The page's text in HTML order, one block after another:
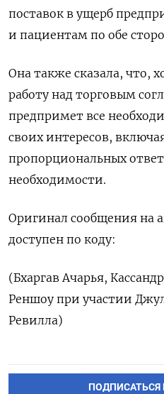
поставок в ущерб
и пациентам по обе
Она также сказала, что,
работу над торговым
предпримет все
своих интересов,
пропорциональных
необходимости.
Оригинал сообщения на
доступен по коду:
(Бхаргав Ачарья,
Реншоу при участии
Ревилла)
ПОДПИСАТЬСЯ